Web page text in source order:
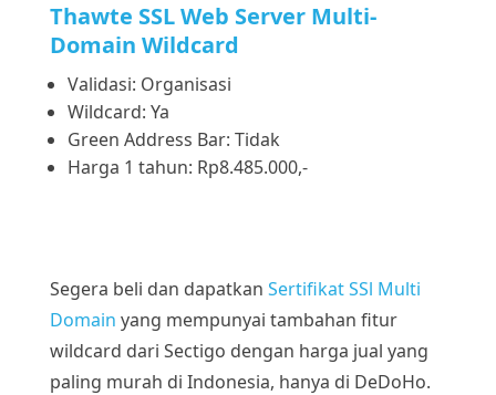
Thawte SSL Web Server Multi-
Domain Wildcard
Validasi: Organisasi
Wildcard: Ya
Green Address Bar: Tidak
Harga 1 tahun: Rp8.485.000,-
Segera beli dan dapatkan Sertifikat SSl Multi
Domain yang mempunyai tambahan fitur
wildcard dari Sectigo dengan harga jual yang
paling murah di Indonesia, hanya di DeDoHo.